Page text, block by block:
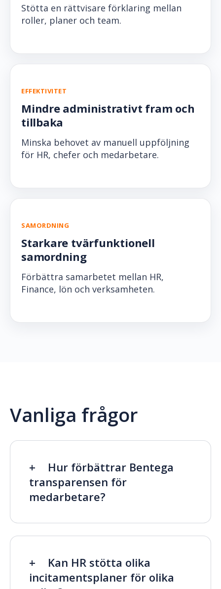
Stötta en rättvisare förklaring mellan
roller, planer och team.
EFFEKTIVITET
Mindre administrativt fram och
tillbaka
Minska behovet av manuell uppföljning
för HR, chefer och medarbetare.
SAMORDNING
Starkare tvärfunktionell
samordning
Förbättra samarbetet mellan HR,
Finance, lön och verksamheten.
Vanliga frågor
Hur förbättrar Bentega
transparensen för
medarbetare?
Kan HR stötta olika
incitamentsplaner för olika